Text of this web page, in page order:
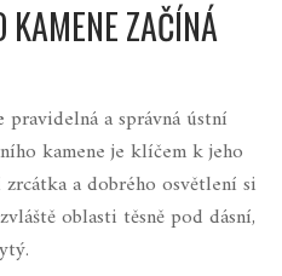
ZAČÍNÁ
a správná ústní
kamene je klíčem k jeho
a dobrého osvětlení si
oblasti těsně pod dásní,